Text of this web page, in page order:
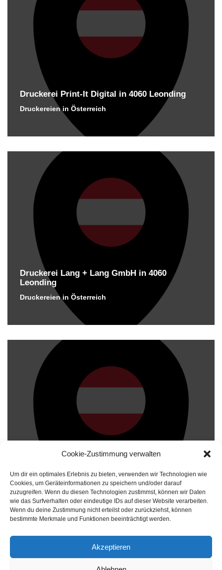
Cookie-Zustimmung verwalten
Um dir ein optimales Erlebnis zu bieten, verwenden wir Technologien wie
Cookies, um Geräteinformationen zu speichern und/oder darauf
zuzugreifen. Wenn du diesen Technologien zustimmst, können wir Daten
wie das Surfverhalten oder eindeutige IDs auf dieser Website verarbeiten.
Wenn du deine Zustimmung nicht erteilst oder zurückziehst, können
bestimmte Merkmale und Funktionen beeinträchtigt werden.
Akzeptieren
Druckerei Print-It Digital in 4060 Leonding
Druckereien in Österreich
Druckerei Lang + Lang GmbH in 4060
Leonding
Druckereien in Österreich
Fotografie in 4060 Leonding
Druckereien in Österreich